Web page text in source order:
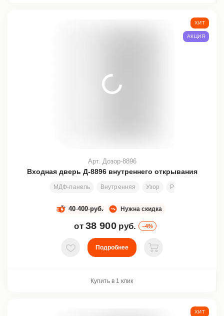
Входная дверь Д-8896 внутреннего открывания
МДФ-панель Внутренняя Узор Размеры под
Арт. Дозор-8896
Нужна скидка
40 400 руб.
от 38 900 руб. –4%
ХИТ
АКЦИЯ
В избранное
Подробнее
В корзину
Купить в 1 клик
ХИТ